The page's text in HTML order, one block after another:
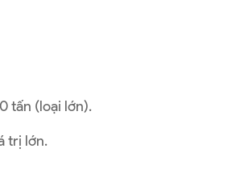
tấn (loại lớn).
trị lớn.